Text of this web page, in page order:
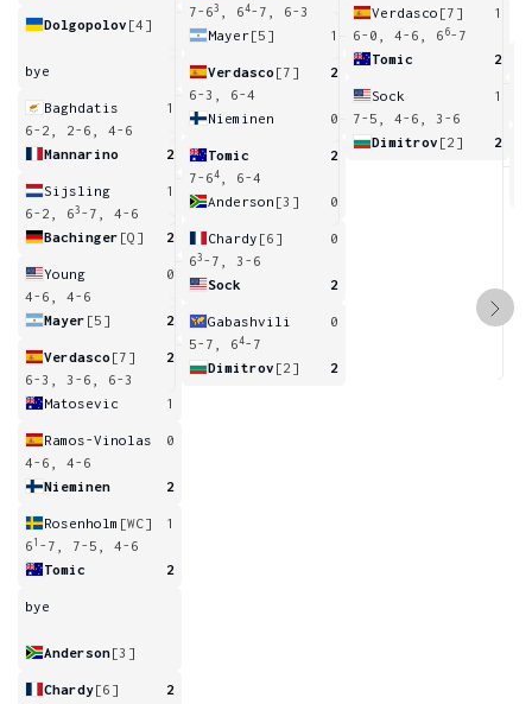
Dolgopolov [4]
bye
Baghdatis
1
6-2, 2-6, 4-6
Mannarino
2
Sijsling
1
6-2, 63 -7, 4-6
Bachinger [Q] 2
Young
0
4-6, 4-6
Mayer [5] 2
Verdasco [7]
2
6-3, 3-6, 6-3
Matosevic
1
Ramos-Vinolas
0
4-6, 4-6
Nieminen
2
Rosenholm [WC]
1
6 1 -7, 7-5, 4-6
Tomic
2
bye
Anderson[3]
Chardy[6]
2
7-63 , 64-7, 6-3
Mayer[5] 1
Verdasco [7]
2
6-3, 6-4
Nieminen
0
Tomic
2
7-64
, 6-4
Anderson [3] 0
Chardy [6]
0
63 -7, 3-6
Sock
2
Gabashvili
0
5-7, 64-7
Dimitrov [2] 2
Verdasco [7]
1
6-0, 4-6, 6 6-7
Tomic
2
Sock
1
7-5, 4-6, 3-6
Dimitrov [2] 2